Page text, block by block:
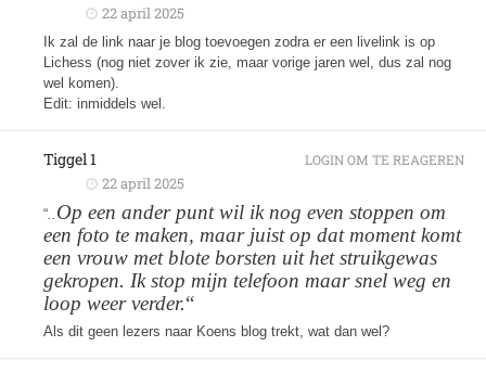
22 april 2025
Ik zal de link naar je blog toevoegen zodra er een livelink is op
Lichess (nog niet zover ik zie, maar vorige jaren wel, dus zal nog
wel komen).
Edit: inmiddels wel.
Tiggel 1
22 april 2025
“.. Op een ander punt wil ik nog even stoppen om
een foto te maken, maar juist op dat moment komt
een vrouw met blote borsten uit het struikgewas
gekropen. Ik stop mijn telefoon maar snel weg en
loop weer verder.“
Als dit geen lezers naar Koens blog trekt, wat dan wel?
LOGIN OM TE REAGEREN